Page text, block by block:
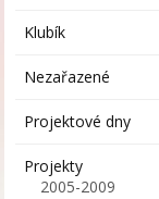
Klubík
Nezařazené
Projektové dny
Projekty
2005-2009